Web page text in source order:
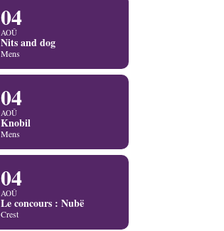
04
AOÛ
Nits and dog
Mens
04
AOÛ
Knobil
Mens
04
AOÛ
Le concours : Nubë
Crest